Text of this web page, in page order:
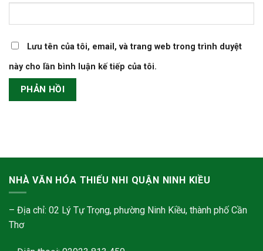
Lưu tên của tôi, email, và trang web trong trình duyệt
này cho lần bình luận kế tiếp của tôi.
NHÀ VĂN HÓA THIẾU NHI QUẬN NINH KIỀU
– Địa chỉ: 02 Lý Tự Trọng, phường Ninh Kiều, thành phố Cần
Thơ